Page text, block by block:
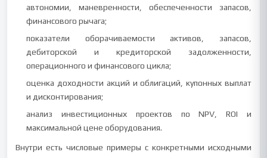
автономии, маневренности, обеспеченности запасов,
финансового рычага;
показатели оборачиваемости активов, запасов,
дебиторской и кредиторской задолженности,
операционного и финансового цикла;
оценка доходности акций и облигаций, купонных выплат
и дисконтирования;
анализ инвестиционных проектов по NPV, ROI и
максимальной цене оборудования.
Внутри есть числовые примеры с конкретными исходными